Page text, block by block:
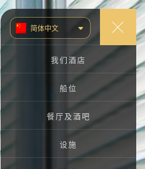
简体中文
ENGLISH (UK)
РУССКИЙ
한국어
我们酒店
船位
餐厅及酒吧
设施
室外泳池